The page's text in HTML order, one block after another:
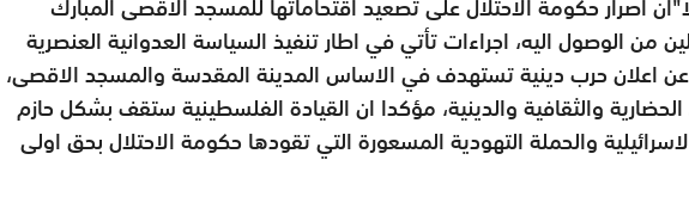
من الوصول اليه، اجراءات تأتي في اطار تنفيذ السياسة العدوانية العنصرية
عن اعلان حرب دينية تستهدف في الاساس المدينة المقدسة والمسجد الاقصى،
والثقافية والدينية، مؤكدا ان القيادة الفلسطينية ستقف بشكل حازم
والحملة التهودية المسعورة التي تقودها حكومة الاحتلال بحق اولى